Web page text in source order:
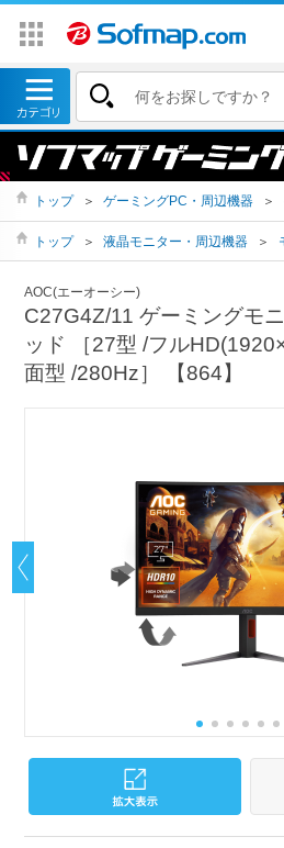
トップ ＞ ゲーミングPC・周辺機器 ＞
トップ ＞ 液晶モニター・周辺機器 ＞
AOC(エーオーシー)
C27G4Z/11 ゲーミングモ
ッド ［27型 /フル
面型 /280Hz］ 【864】